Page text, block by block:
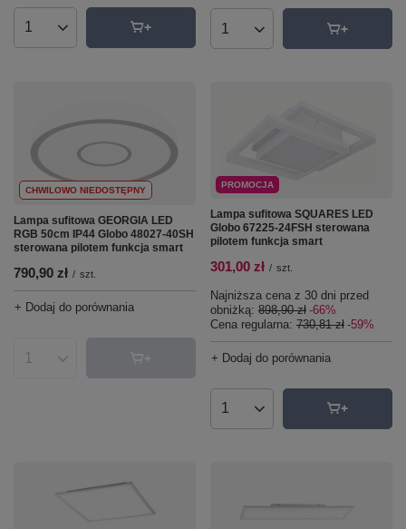
Ilość produktów Ilość produktów
CHWILOWO NIEDOSTĘPNY
Lampa sufitowa GEORGIA LED
RGB 50cm IP44 Globo 48027-40SH
sterowana pilotem funkcja smart
790,90 zł / szt.
+ Dodaj do porównania
Ilość produktów
PROMOCJA
Lampa sufitowa SQUARES LED
Globo 67225-24FSH sterowana
pilotem funkcja smart
301,00 zł / szt.
Najniższa cena z 30 dni przed
obniżką: 898,90 zł -66%
Cena regularna: 730,81 zł -59%
+ Dodaj do porównania
Ilość produktów